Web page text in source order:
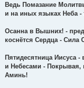
Ведь Помазание
и на иных языках Неба -
Осанна в Вышних! -
коснётся Сердца -
Пятидесятница Иисуса -
и Небесами - Покрывая,
Аминь!